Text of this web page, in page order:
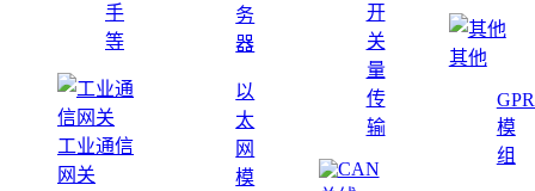
手
等
工业通信
网关
务
器
以
太
网
模
开
关
量
传
输
其他
模
组